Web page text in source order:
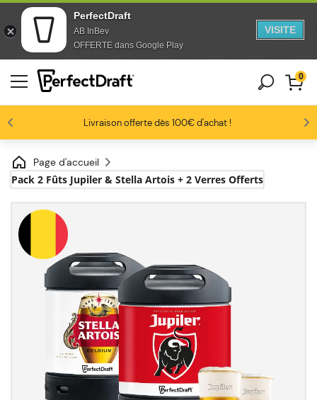
PerfectDraft
AB InBev
OFFERTE dans Google Play
VISITE
Aller au contenu
Sauter au pied de page
Livraison offerte dès 100€ d'achat !
Profitez de -10% dès 3 fûts unitaires
Les amateurs de bière nous adorent
0
Page d'accueil
Pack 2 Fûts Jupiler & Stella Artois + 2 Verres Offerts